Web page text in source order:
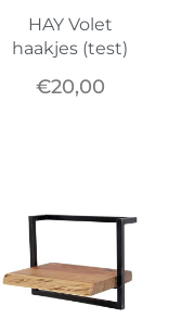
HAY Volet
haakjes (test)
€20,00